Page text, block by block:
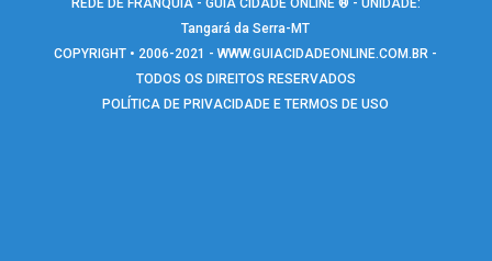
REDE DE FRANQUIA - GUIA CIDADE ONLINE ® - UNIDADE:
Tangará da Serra-MT
COPYRIGHT • 2006-2021 -WWW.GUIACIDADEONLINE.COM.BR -
TODOS OS DIREITOS RESERVADOS
POLÍTICA DE PRIVACIDADE E TERMOS DE USO